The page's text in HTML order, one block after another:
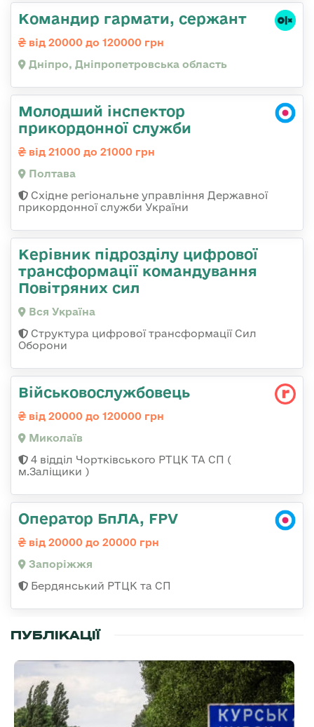
Командир гармати, сержант
від 20000 до 120000 грн
Дніпро, Дніпропетровська область
Молодший інспектор
прикордонної служби
від 21000 до 21000 грн
Полтава
Східне регіональне управління Державної
прикордонної служби України
Керівник підрозділу цифрової
трансформації командування
Повітряних сил
Вся Україна
Структура цифрової трансформації Сил
Оборони
Військовослужбовець
від 20000 до 120000 грн
Миколаїв
4 відділ Чортківського РТЦК ТА СП (
м.Заліщики )
Оператор БпЛА, FPV
від 20000 до 20000 грн
Запоріжжя
Бердянський РТЦК та СП
ПУБЛІКАЦІЇ